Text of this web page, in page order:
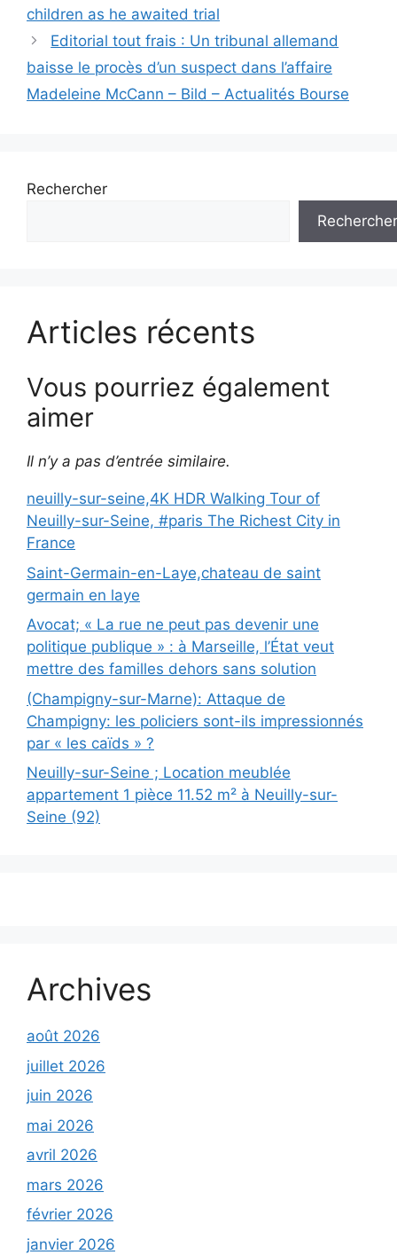
children as he awaited trial
Editorial tout frais : Un tribunal allemand
baisse le procès d’un suspect dans l’affaire
Madeleine McCann – Bild – Actualités Bourse
Rechercher
Rechercher
Articles récents
Vous pourriez également
aimer
Il n’y a pas d’entrée similaire.
neuilly-sur-seine,4K HDR Walking Tour of
Neuilly-sur-Seine, #paris The Richest City in
France
Saint-Germain-en-Laye,chateau de saint
germain en laye
Avocat; « La rue ne peut pas devenir une
politique publique » : à Marseille, l’État veut
mettre des familles dehors sans solution
(Champigny-sur-Marne): Attaque de
Champigny: les policiers sont-ils impressionnés
par « les caïds » ?
Neuilly-sur-Seine ; Location meublée
appartement 1 pièce 11.52 m² à Neuilly-sur-
Seine (92)
Archives
août 2026
juillet 2026
juin 2026
mai 2026
avril 2026
mars 2026
février 2026
janvier 2026